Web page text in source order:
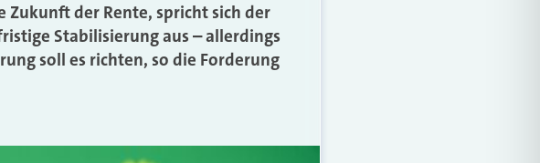
der Rente, spricht sich der
Stabilisierung aus – allerdings
soll es richten, so die Forderung